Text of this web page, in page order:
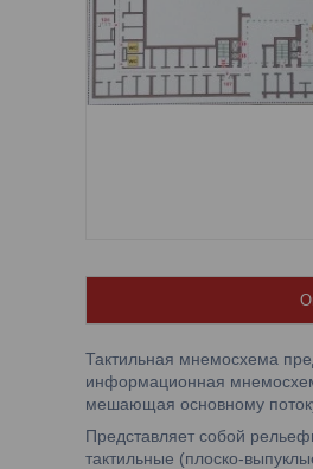
Тактильная мнемосхема
информационная
мешающая основному
Представляет собой
тактильные (плоско-